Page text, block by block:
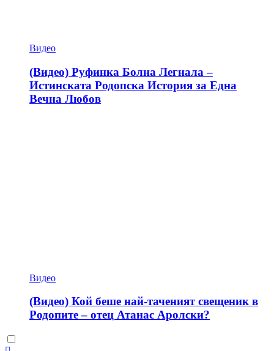
Видео
(Видео) Руфинка Болна Легнала –
Истинската Родопска История за Една
Вечна Любов
Видео
(Видео) Кой беше най-таченият свещеник в
Родопите – отец Атанас Аролски?
Dark
mode